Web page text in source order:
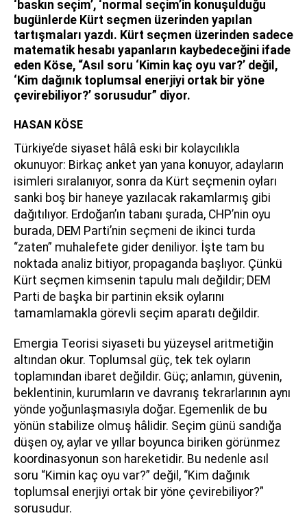
‘baskın seçim’, ‘normal seçim’in konuşulduğu
bugünlerde Kürt seçmen üzerinden yapılan
tartışmaları yazdı. Kürt seçmen üzerinden sadece
matematik hesabı yapanların kaybedeceğini ifade
eden Köse, “Asıl soru ‘Kimin kaç oyu var?’ değil,
‘Kim dağınık toplumsal enerjiyi ortak bir yöne
çevirebiliyor?’ sorusudur” diyor.
HASAN KÖSE
Türkiye’de siyaset hâlâ eski bir kolaycılıkla
okunuyor: Birkaç anket yan yana konuyor, adayların
isimleri sıralanıyor, sonra da Kürt seçmenin oyları
sanki boş bir haneye yazılacak rakamlarmış gibi
dağıtılıyor. Erdoğan’ın tabanı şurada, CHP’nin oyu
burada, DEM Parti’nin seçmeni de ikinci turda
“zaten” muhalefete gider deniliyor. İşte tam bu
noktada analiz bitiyor, propaganda başlıyor. Çünkü
Kürt seçmen kimsenin tapulu malı değildir; DEM
Parti de başka bir partinin eksik oylarını
tamamlamakla görevli seçim aparatı değildir.
Emergia Teorisi siyaseti bu yüzeysel aritmetiğin
altından okur. Toplumsal güç, tek tek oyların
toplamından ibaret değildir. Güç; anlamın, güvenin,
beklentinin, kurumların ve davranış tekrarlarının aynı
yönde yoğunlaşmasıyla doğar. Egemenlik de bu
yönün stabilize olmuş hâlidir. Seçim günü sandığa
düşen oy, aylar ve yıllar boyunca biriken görünmez
koordinasyonun son hareketidir. Bu nedenle asıl
soru “Kimin kaç oyu var?” değil, “Kim dağınık
toplumsal enerjiyi ortak bir yöne çevirebiliyor?”
sorusudur.